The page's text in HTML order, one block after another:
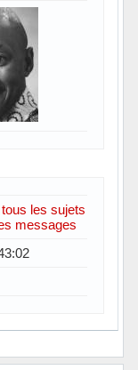
les sujets
messages